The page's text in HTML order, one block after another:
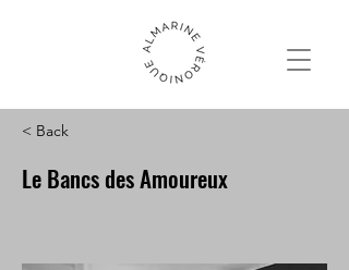
< Back
Le Bancs des Amoureux